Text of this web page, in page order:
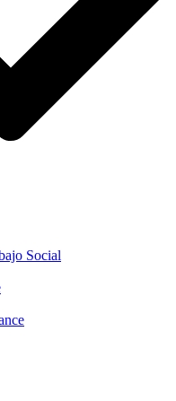
Social